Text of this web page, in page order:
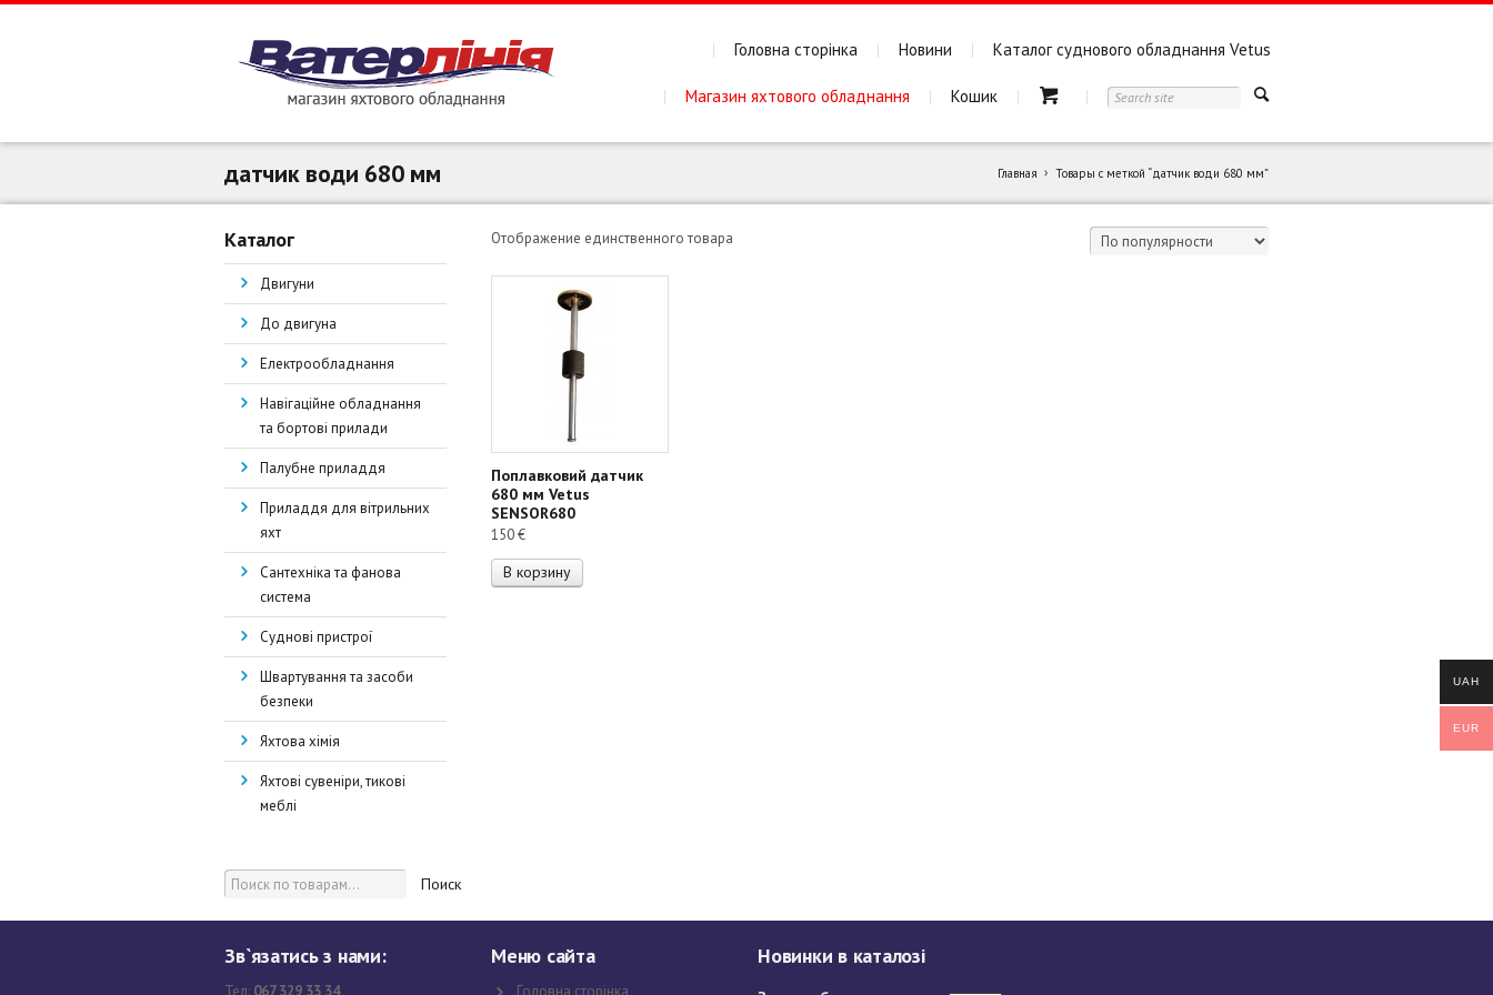
Головна сторінка Новини Каталог суднового обладнання Vetus
Магазин яхтового обладнання Кошик
Главная Товары с меткой “датчик води 680 мм”
датчик води 680 мм
Отображение единственного товара
Поплавковий датчик
680 мм Vetus
SENSOR680
150€
В корзину
Каталог
Двигуни
До двигуна
Електрообладнання
Навігаційне обладнання
та бортові прилади
Палубне приладдя
Приладдя для вітрильних
яхт
Сантехніка та фанова
система
Суднові пристрої
Швартування та засоби
безпеки
Яхтова хімія
Яхтові сувеніри, тикові
меблі
Поиск
Зв`язатись з нами:
Тел: 067 329 33 34
Меню сайта
Головна сторінка
Новинки в каталозі
UAH
EUR